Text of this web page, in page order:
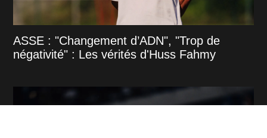
ASSE : "Changement d’ADN", "Trop de
négativité" : Les vérités d'Huss Fahmy